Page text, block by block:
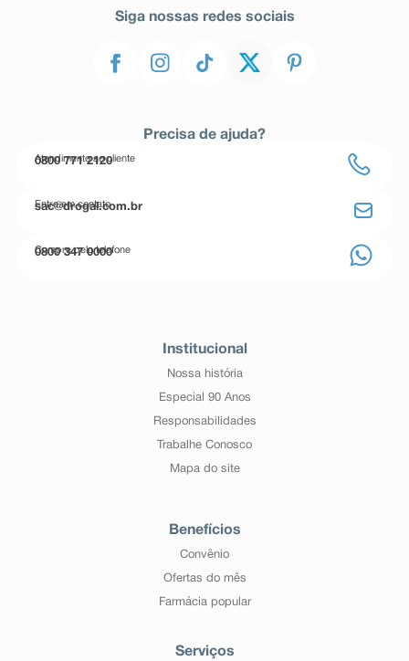
Siga nossas redes sociais
Precisa de ajuda?
Atendimento ao cliente
0800 771 2120
Entre em contato
sac@drogal.com.br
Compre pelo telefone
0800 347 0000
Institucional
Nossa história
Especial 90 Anos
Responsabilidades
Trabalhe Conosco
Mapa do site
Benefícios
Convênio
Ofertas do mês
Farmácia popular
Serviços